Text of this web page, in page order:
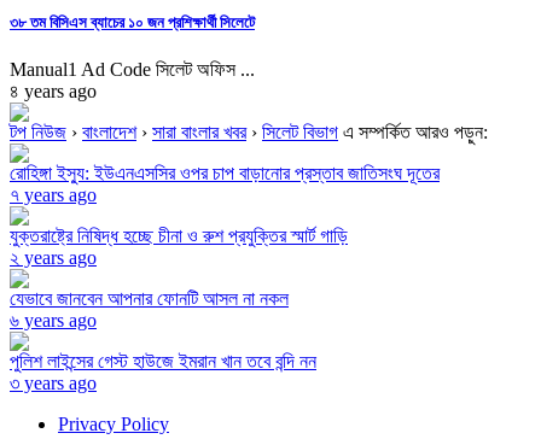
৩৮ তম বিসিএস ব্যাচের ১০ জন প্রশিক্ষার্থী সিলেটে
Manual1 Ad Code সিলেট অফিস ...
৪ years ago
টপ নিউজ › বাংলাদেশ› সারা বাংলার খবর› সিলেট বিভাগ এ সম্পর্কিত আরও পড়ুন:
রোহিঙ্গা ইস্যু: ইউএনএসসির ওপর চাপ বাড়ানোর প্রস্তাব জাতিসংঘ দূতের
৭ years ago
যুক্তরাষ্ট্রে নিষিদ্ধ হচ্ছে চীনা ও রুশ প্রযুক্তির স্মার্ট গাড়ি
২ years ago
যেভাবে জানবেন আপনার ফোনটি আসল না নকল
৬ years ago
পুলিশ লাইন্সের গেস্ট হাউজে ইমরান খান তবে বন্দি নন
৩ years ago
Privacy Policy